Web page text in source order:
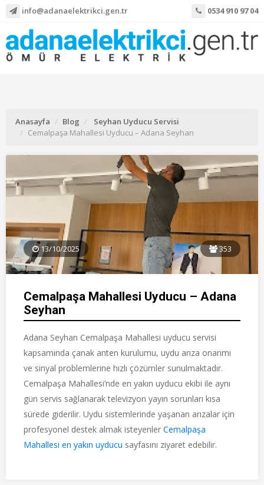
info@adanaelektrikci.gen.tr 0534 910 97 04
Anasayfa Blog
Seyhan Uyducu Servisi
Cemalpaşa Mahallesi Uyducu – Adana Seyhan
13/10/2025 353
Cemalpaşa Mahallesi Uyducu – Adana
Seyhan
Adana Seyhan Cemalpaşa Mahallesi uyducu servisi
kapsamında çanak anten kurulumu, uydu arıza onarımı
ve sinyal problemlerine hızlı çözümler sunulmaktadır.
Cemalpaşa Mahallesi’nde en yakın uyducu ekibi ile aynı
gün servis sağlanarak televizyon yayın sorunları kısa
sürede giderilir. Uydu sistemlerinde yaşanan arızalar için
profesyonel destek almak isteyenler Cemalpaşa
Mahallesi en yakın uyducu sayfasını ziyaret edebilir.